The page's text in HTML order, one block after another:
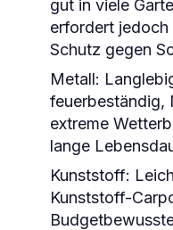
gut in viele
erfordert jedoch
Schutz gegen
Metall:
feuerbeständig,
extreme
lange
Kunststoff:
Kunststoff-